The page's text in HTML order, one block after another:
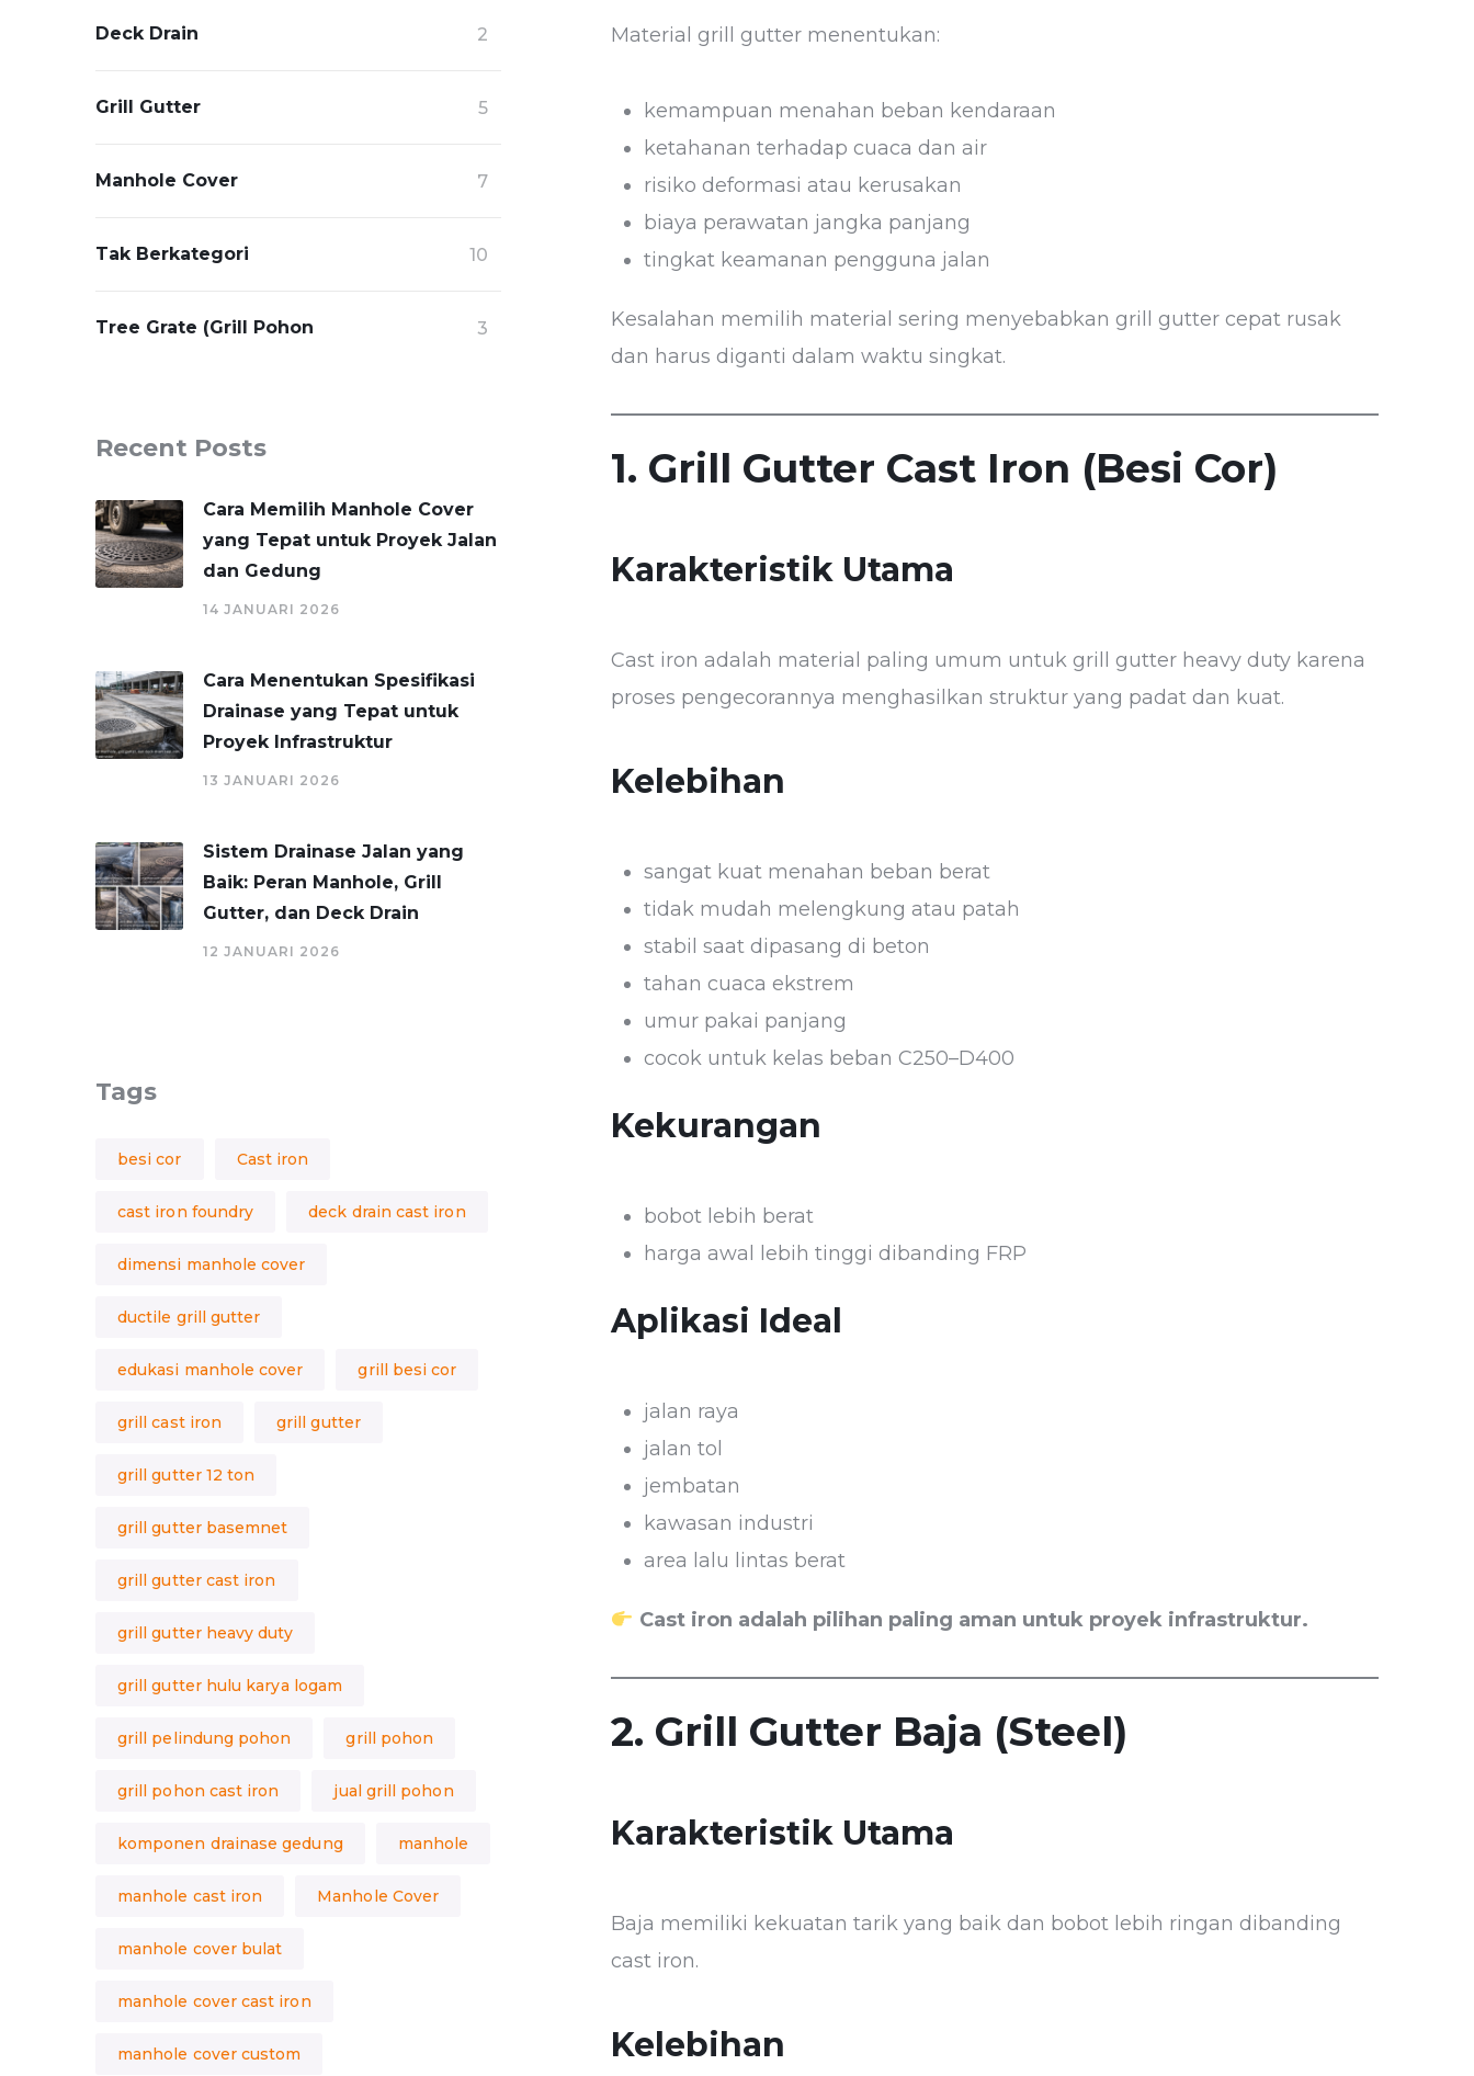
Material grill gutter menentukan:
kemampuan menahan beban kendaraan
ketahanan terhadap cuaca dan air
risiko deformasi atau kerusakan
biaya perawatan jangka panjang
tingkat keamanan pengguna jalan
Kesalahan memilih material sering menyebabkan grill gutter cepat rusak
dan harus diganti dalam waktu singkat.
1. Grill Gutter Cast Iron (Besi Cor)
Karakteristik Utama
Cast iron adalah material paling umum untuk grill gutter heavy duty karena
proses pengecorannya menghasilkan struktur yang padat dan kuat.
Kelebihan
sangat kuat menahan beban berat
tidak mudah melengkung atau patah
stabil saat dipasang di beton
tahan cuaca ekstrem
umur pakai panjang
cocok untuk kelas beban C250–D400
Kekurangan
bobot lebih berat
harga awal lebih tinggi dibanding FRP
Aplikasi Ideal
jalan raya
jalan tol
jembatan
kawasan industri
area lalu lintas berat
Cast iron adalah pilihan paling aman untuk proyek infrastruktur.
2. Grill Gutter Baja (Steel)
Karakteristik Utama
Baja memiliki kekuatan tarik yang baik dan bobot lebih ringan dibanding
cast iron.
Kelebihan
Deck Drain 2
Grill Gutter 5
Manhole Cover 7
Tak Berkategori 10
Tree Grate (Grill Pohon 3
Recent Posts
Cara Memilih Manhole Cover
yang Tepat untuk Proyek Jalan
dan Gedung
14 JANUARI 2026
Cara Menentukan Spesifikasi
Drainase yang Tepat untuk
Proyek Infrastruktur
13 JANUARI 2026
Sistem Drainase Jalan yang
Baik: Peran Manhole, Grill
Gutter, dan Deck Drain
12 JANUARI 2026
Tags
besi cor Cast iron
cast iron foundry deck drain cast iron
dimensi manhole cover
ductile grill gutter
edukasi manhole cover grill besi cor
grill cast iron grill gutter
grill gutter 12 ton
grill gutter basemnet
grill gutter cast iron
grill gutter heavy duty
grill gutter hulu karya logam
grill pelindung pohon grill pohon
grill pohon cast iron jual grill pohon
komponen drainase gedung manhole
manhole cast iron Manhole Cover
manhole cover bulat
manhole cover cast iron
manhole cover custom